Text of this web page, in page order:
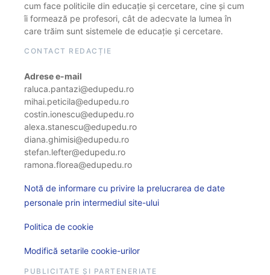
cum face politicile din educație și cercetare, cine și cum
îi formează pe profesori, cât de adecvate la lumea în
care trăim sunt sistemele de educație și cercetare.
CONTACT REDACȚIE
Adrese e-mail
raluca.pantazi@edupedu.ro
mihai.peticila@edupedu.ro
costin.ionescu@edupedu.ro
alexa.stanescu@edupedu.ro
diana.ghimisi@edupedu.ro
stefan.lefter@edupedu.ro
ramona.florea@edupedu.ro
Notă de informare cu privire la prelucrarea de date
personale prin intermediul site-ului
Politica de cookie
Modifică setarile cookie-urilor
PUBLICITATE ȘI PARTENERIATE